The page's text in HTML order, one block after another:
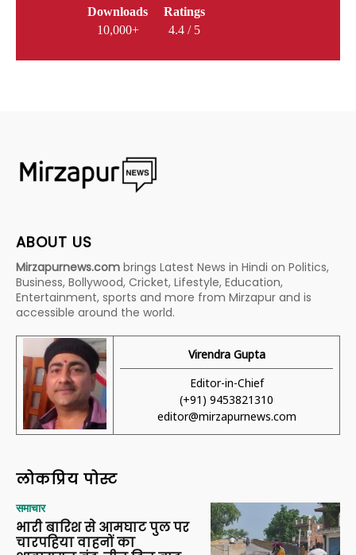
Downloads
10,000+
Ratings
4.4 / 5
ABOUT US
Mirzapurnews.com brings Latest News in Hindi on Politics,
Business, Bollywood, Cricket, Lifestyle, Education,
Entertainment, sports and more from Mirzapur and is
accessible around the world.
Virendra Gupta
Editor-in-Chief
(+91) 9453821310
editor@mirzapurnews.com
लोकप्रिय पोस्ट
समाचार
भारी बारिश से आमघाट पुल पर
चारपहिया वाहनों का